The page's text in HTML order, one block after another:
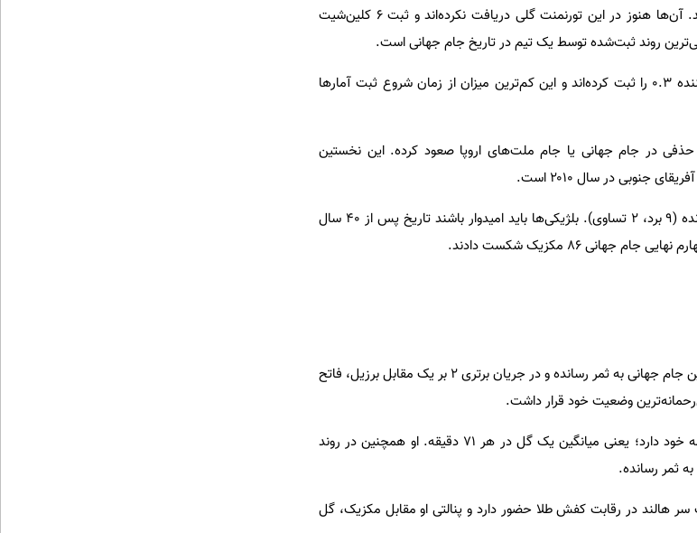
اسپانیا قطعاً آزمون به مراتب سخت‌تری به نظر می‌رسد. آن‌ها هنوز در این تورنمنت گلی دریافت نکرده‌اند و ثبت ۶ کلین‌شیت
در مسابقاتشان، میانگین آمار امید گل دریافتی خیره‌کننده ۰.۳ را ثبت کرده‌اند و این کم‌ترین میزان از زمان شروع ثبت آمارها
تحت هدایت لوئیس دلا فوئنته در هر ۶ بازی حذفی در جام جهانی یا جام ملت‌های اروپا صعود کرده. این نخستین
جنوبی در سال ۲۰۱۰ است.
اسپانیا در ۱۱ تقابل اخیر مقابل بلژیک شکست ناپذیر مانده (۹ برد، ۲ تساوی). بلژیکی‌ها باید امیدوار باشند تاریخ پس از ۴۰ سال
۸۶ مکزیک شکست دادند.
ماشین گلزنی نروژ یعنی ارلینگ هالند، ۷ گل در ۴ بازی این جام جهانی به ثمر رسانده و در جریان برتری ۲ بر یک مقابل برزیل، فاتح
مهاجم منچسترسیتی ۶۲ گل در ۵۴ بازی ملی در کارنامه خود دارد؛ یعنی میانگین یک گل در هر ۷۱ دقیقه. او همچنین در روند
هالند در رقابت کفش طلا حضور دارد و پنالتی او مقابل مکزیک، گل